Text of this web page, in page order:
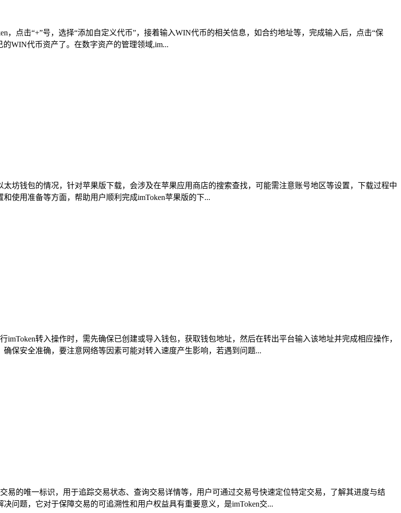
，点击“+”号，选择“添加自定义代币”，接着输入WIN代币的相关信息，如合约地址等，完成输入后，点击“保
WIN代币资产了。在数字资产的管理领域,im...
太坊钱包的情况，针对苹果版下载，会涉及在苹果应用商店的搜索查找，可能需注意账号地区等设置，下载过程中
使用准备等方面，帮助用户顺利完成imToken苹果版的下...
转入操作时，需先确保已创建或导入钱包，获取钱包地址，然后在转出平台输入该地址并完成相应操作，
保安全准确，要注意网络等因素可能对转入速度产生影响，若遇到问题...
易的唯一标识，用于追踪交易状态、查询交易详情等，用户可通过交易号快速定位特定交易，了解其进度与结
问题，它对于保障交易的可追溯性和用户权益具有重要意义，是imToken交...